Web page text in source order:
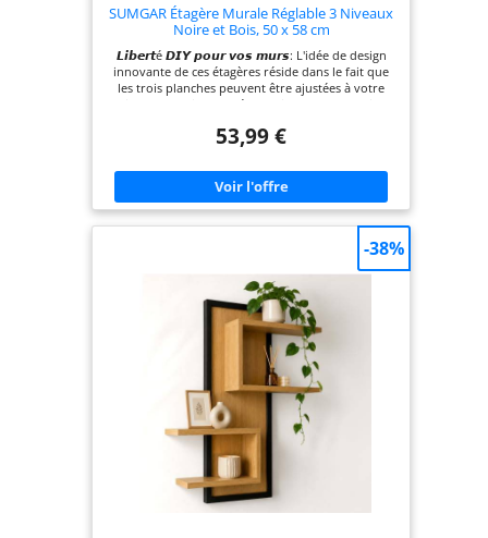
SUMGAR Étagère Murale Réglable 3 Niveaux
Noire et Bois, 50 x 58 cm
𝙇𝙞𝙗𝙚𝙧𝙩é 𝘿𝙄𝙔 𝙥𝙤𝙪𝙧 𝙫𝙤𝙨 𝙢𝙪𝙧𝙨: L'idée de design
innovante de ces étagères réside dans le fait que
les trois planches peuvent être ajustées à votre
guise sans outils supplémentaires. Qu'elles soient
quinconce, vous pouvez créer une œuvre d'art
votre maison 𝘽𝙤𝙞𝙨 𝙙𝙚 𝙥𝙞𝙣 𝙣𝙖𝙩𝙪𝙧𝙚𝙡, 𝙧𝙤𝙗𝙪𝙨𝙩𝙚 𝙚𝙩
𝙙𝙪𝙧𝙖𝙗𝙡𝙚: Fabriquée en bois de pin massif, cette
étagère suspendue offre une structure solide et
qualité au fil du temps 𝙈𝙤𝙣𝙩𝙖𝙜𝙚 𝙛𝙖𝙘𝙞𝙡𝙚 𝙚𝙣
𝙦𝙪𝙚𝙡𝙦𝙪𝙚𝙨 𝙢𝙞𝙣𝙪𝙩𝙚𝙨: Cette étagère flottante est
livrée avec une notice illustrée. Il suffit de fixer le
cadre au mur et d'insérer les planches dans les
rainures. L'installation est un jeu d'enfant É𝙡é𝙜𝙖𝙣𝙩
𝙚𝙩 𝙥𝙧𝙖𝙩𝙞𝙦𝙪𝙚: Le design à plusieurs niveaux crée
une superposition visuelle riche. Que ce soit avec
des cadres photo, des plantes vertes ou des objets
de collection, cette étagère rehausse
instantanément l'esthétique de votre mur. Les
trois planches larges de 58 cm offrent un espace
de rangement généreux, optimisant l'efficacité
pratique de votre espace 𝙎𝙖𝙩𝙞𝙨𝙛𝙖𝙘𝙩𝙞𝙤𝙣
𝙜𝙖𝙧𝙖𝙣𝙩𝙞𝙚: Qualité et service irréprochables. Cette
étagère est assortie d'une garantie de satisfaction
de 3 mois – en cas de problème, nous le résolvons
pour vous. Notre équipe d'assistance vous assure
53,99 €
-38%